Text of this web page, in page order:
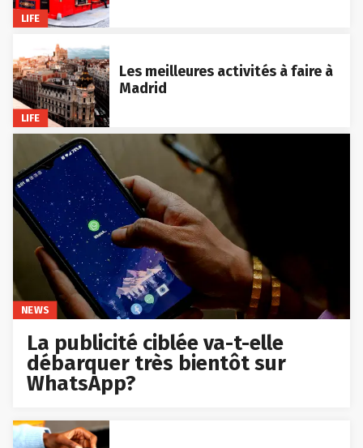
LIFE
LIFE
Les meilleures activités à faire à
Madrid
NEWS
La publicité ciblée va-t-elle
débarquer très bientôt sur
WhatsApp?